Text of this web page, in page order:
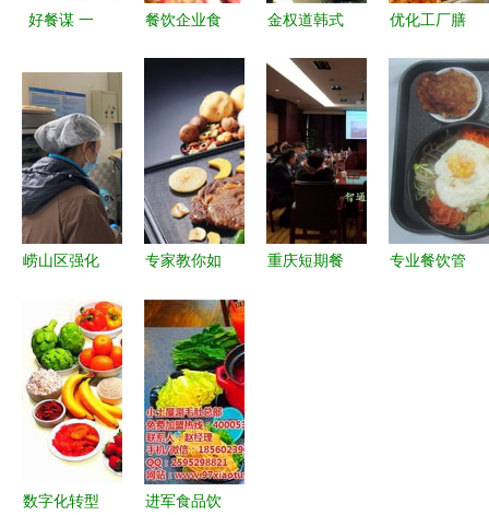
好餐谋 一
懂经营的餐
饮管理系统
餐饮企业食
索票管理制
度
金权道韩式
盟全攻略
从申请到开
店运营的必
备指南
优化工厂膳
与餐饮管理
之道
崂山区强化
管，筑牢复
工企业食品
安全防线
专家教你如
管理 核心
要点与实践
技巧
重庆短期餐
专业餐饮管
数字化转型 进军食品饮